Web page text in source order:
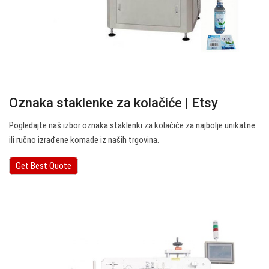
Oznaka staklenke za kolačiće | Etsy
Pogledajte naš izbor oznaka staklenki za kolačiće za najbolje unikatne
ili ručno izrađene komade iz naših trgovina.
Get Best Quote